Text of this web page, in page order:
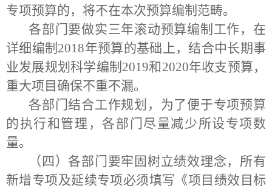
专项预算的，将不在本次预算编制范畴。
各部门要做实三年滚动预算编制工作，在
详细编制 2018年预算的基础上，结合中长期事
业发展规划科学编制 2019和2020年收支预算，
重大项目确保不重不漏。
各部门结合工作规划，为了便于专项预算
的执行和管理，各部门尽量减少所设专项数
量。
（四）各部门要牢固树立绩效理念，所有
新增专项及延续专项必须填写《项目绩效目标